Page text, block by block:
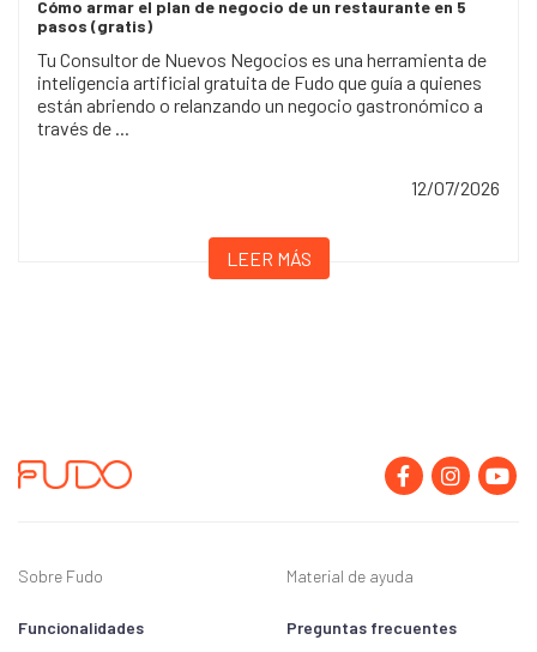
Cómo armar el plan de negocio de un restaurante en 5
pasos (gratis)
Tu Consultor de Nuevos Negocios es una herramienta de
inteligencia artificial gratuita de Fudo que guía a quienes
están abriendo o relanzando un negocio gastronómico a
través de ...
12/07/2026
LEER MÁS
Sobre Fudo
Funcionalidades
Material de ayuda
Preguntas frecuentes